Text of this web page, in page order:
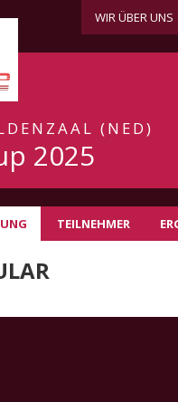
WIR ÜBER UNS
(NED)
2025
TEILNEHMER